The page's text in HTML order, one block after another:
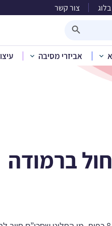
בלוג צור קשר
אביזרי מסיבה
בית» קטלוג
ברמודה